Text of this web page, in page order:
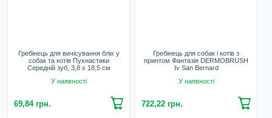
Гребінець для вичісування бліх у
собак та котів Пухнастики
Середній зуб, 3,8 х 18,5 см
У наявності
69,84 грн.
Гребінець для собак і котів з
принтом Фантазія DERMOBRUSH
Iv San Bernard
У наявності
722,22 грн.